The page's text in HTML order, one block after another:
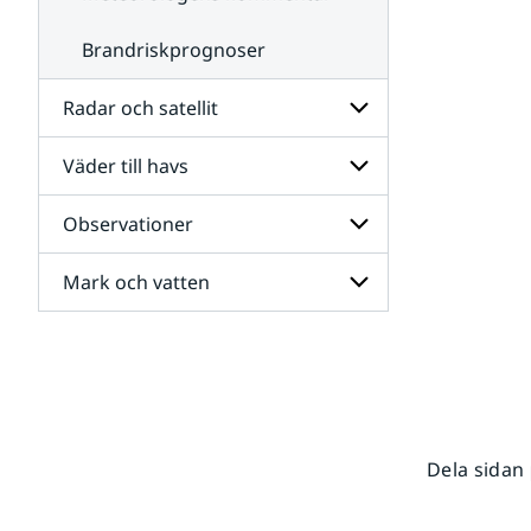
Brandriskprognoser
Radar och satellit
Undersidor
för
Radar
och
satellit
Väder till havs
Undersidor
för
Väder
till
havs
Observationer
Undersidor
för
Mark och vatten
Dela sidan